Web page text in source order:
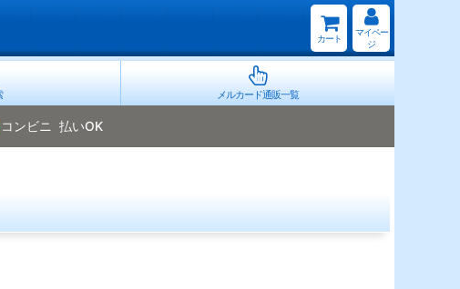
カート
マイペー
ジ
メルカード通販一覧
コンビニ 払いOK